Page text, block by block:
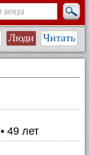
Люди Читать
• 49 лет